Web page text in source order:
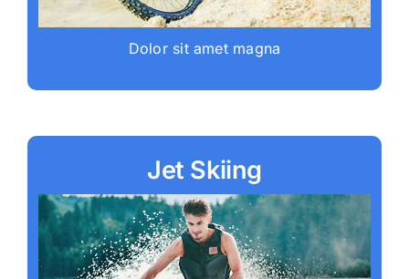
Dolor sit amet magna
Jet Skiing